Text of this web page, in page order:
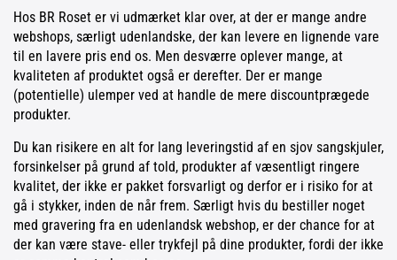
Hos BR Roset er vi udmærket klar over, at der er mange andre
webshops, særligt udenlandske, der kan levere en lignende vare
til en lavere pris end os. Men desværre oplever mange, at
kvaliteten af produktet også er derefter. Der er mange
(potentielle) ulemper ved at handle de mere discountprægede
produkter.
Du kan risikere en alt for lang leveringstid af en sjov sangskjuler,
forsinkelser på grund af told, produkter af væsentligt ringere
kvalitet, der ikke er pakket forsvarligt og derfor er i risiko for at
gå i stykker, inden de når frem. Særligt hvis du bestiller noget
med gravering fra en udenlandsk webshop, er der chance for at
der kan være stave- eller trykfejl på dine produkter, fordi der ikke